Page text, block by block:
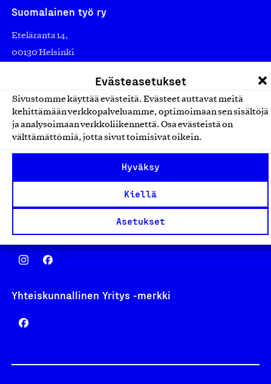
Evästeasetukset
Sivustomme käyttää evästeitä. Evästeet auttavat meitä
kehittämään verkkopalveluamme, optimoimaan sen sisältöjä
ja analysoimaan verkkoliikennettä. Osa evästeistä on
välttämättömiä, jotta sivut toimisivat oikein.
Hyväksy
Kiellä
Asetukset
Suomalainen työ ry
Eteläranta 14,
00130 Helsinki
asiakaspalvelu@suomalainentyo.fi
laskutus@suomalainentyo.fi
Design From Finland
Yhteiskunnallinen Yritys -merkki